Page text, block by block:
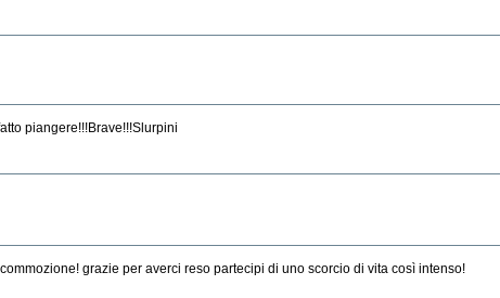
piangere!!!Brave!!!Slurpini
grazie per averci reso partecipi di uno scorcio di vita così intenso!